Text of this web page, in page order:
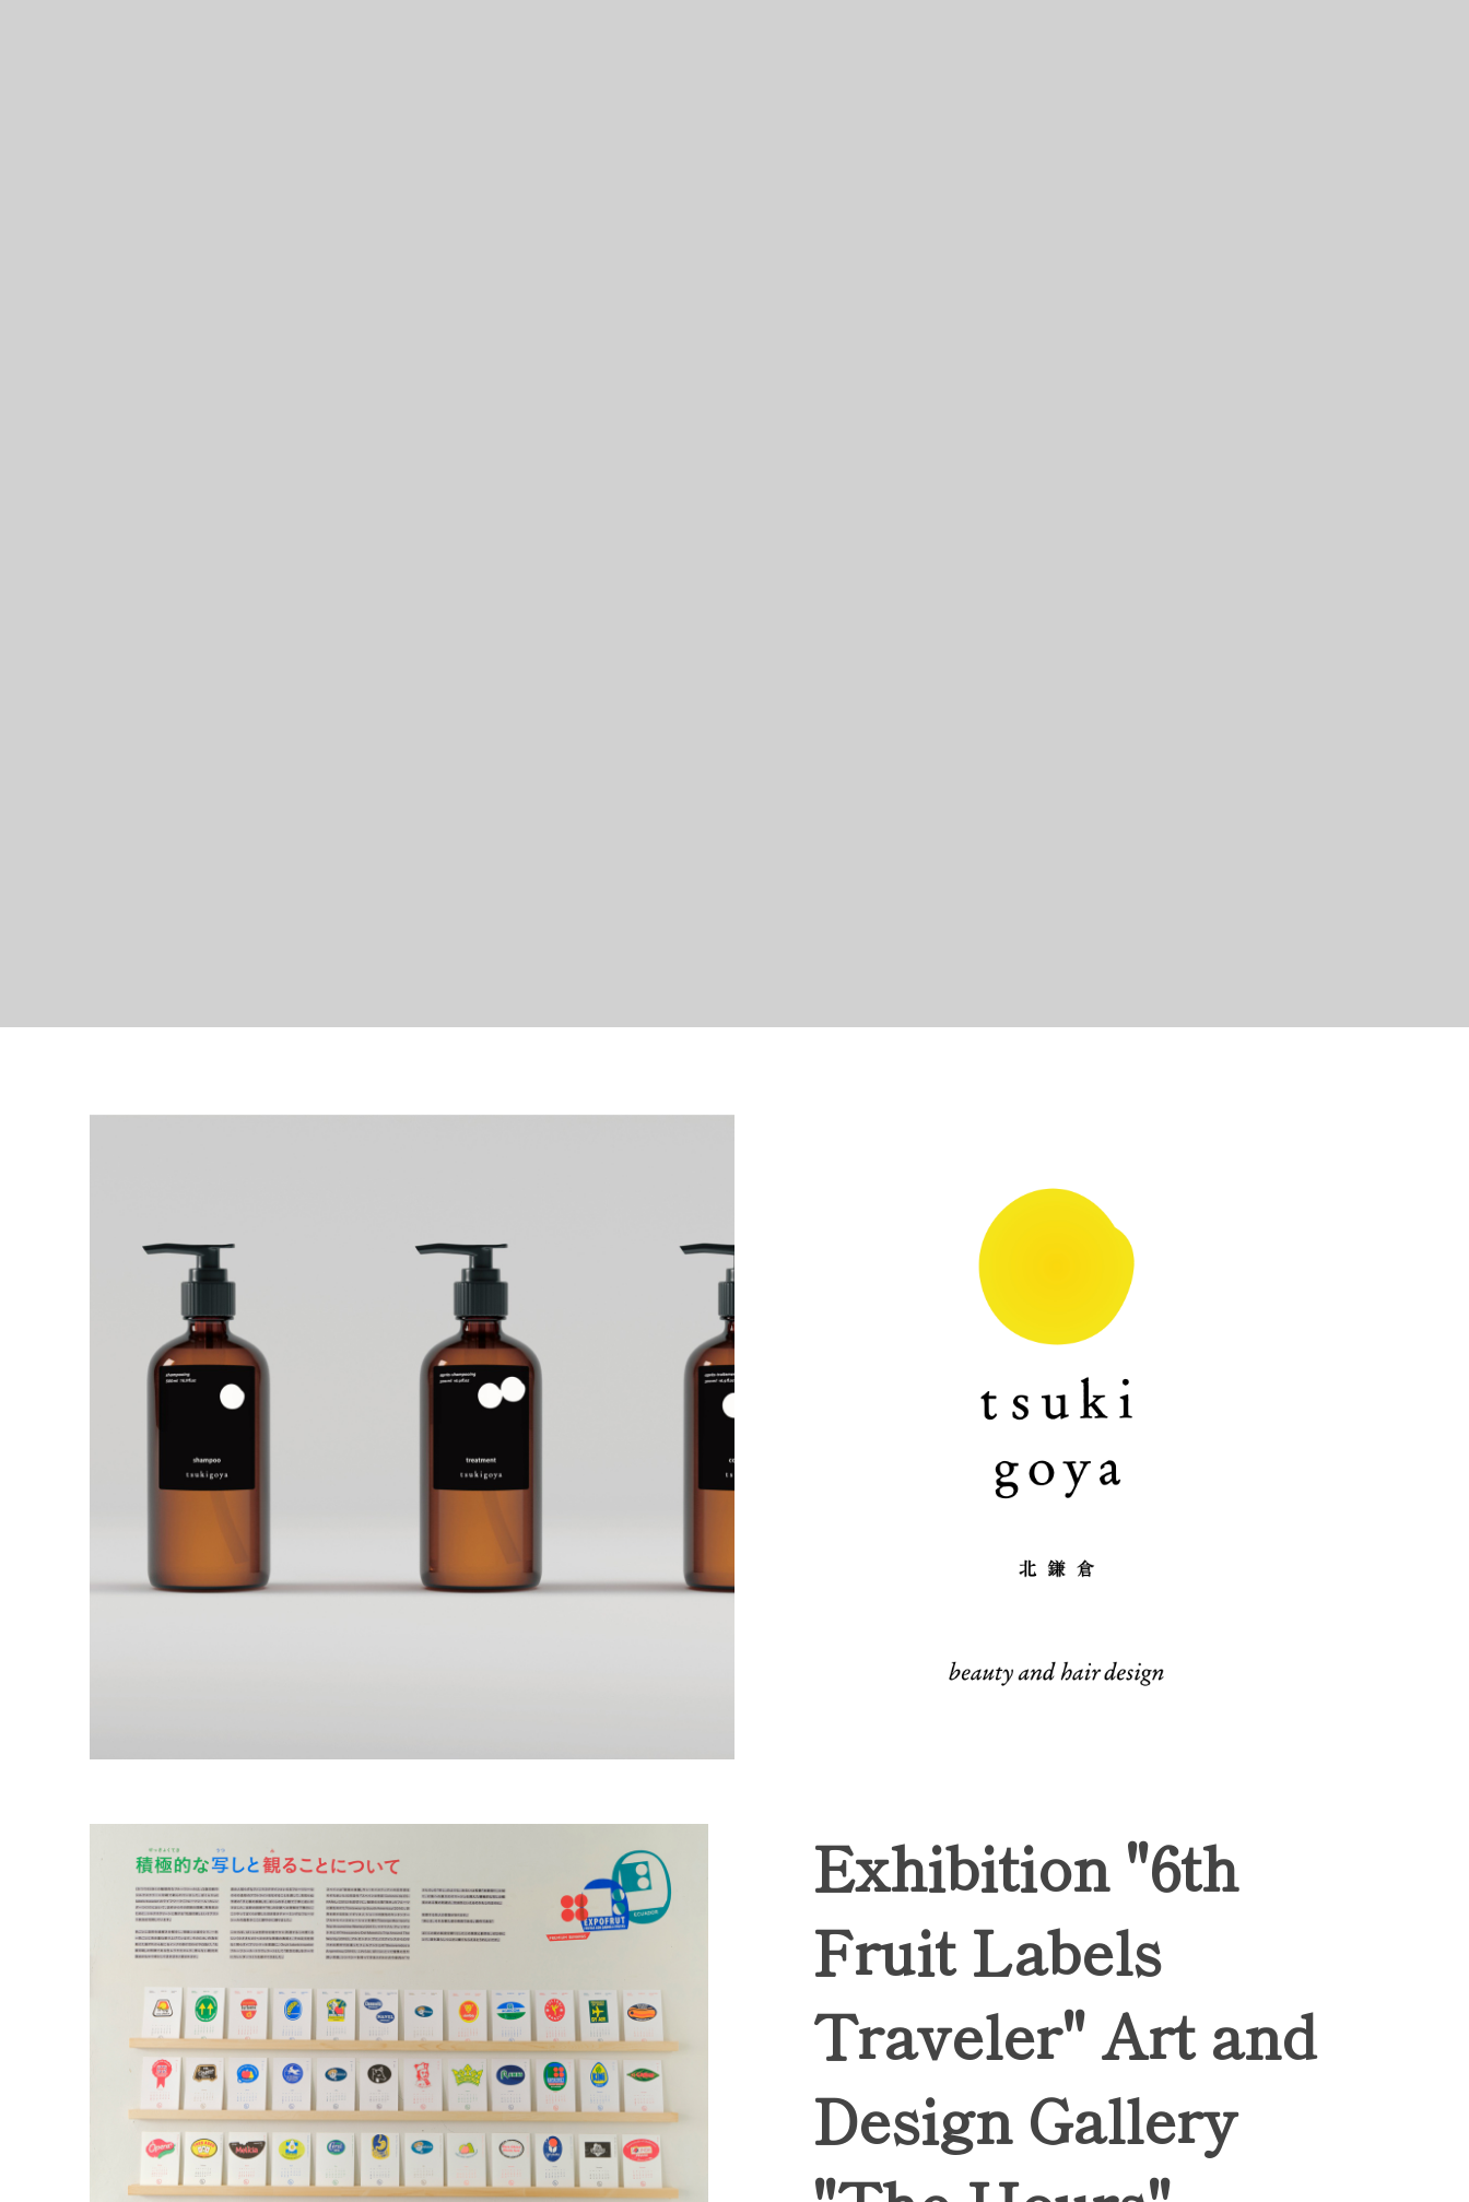
Exhibition "6th
Fruit Labels
Traveler" Art and
Design Gallery